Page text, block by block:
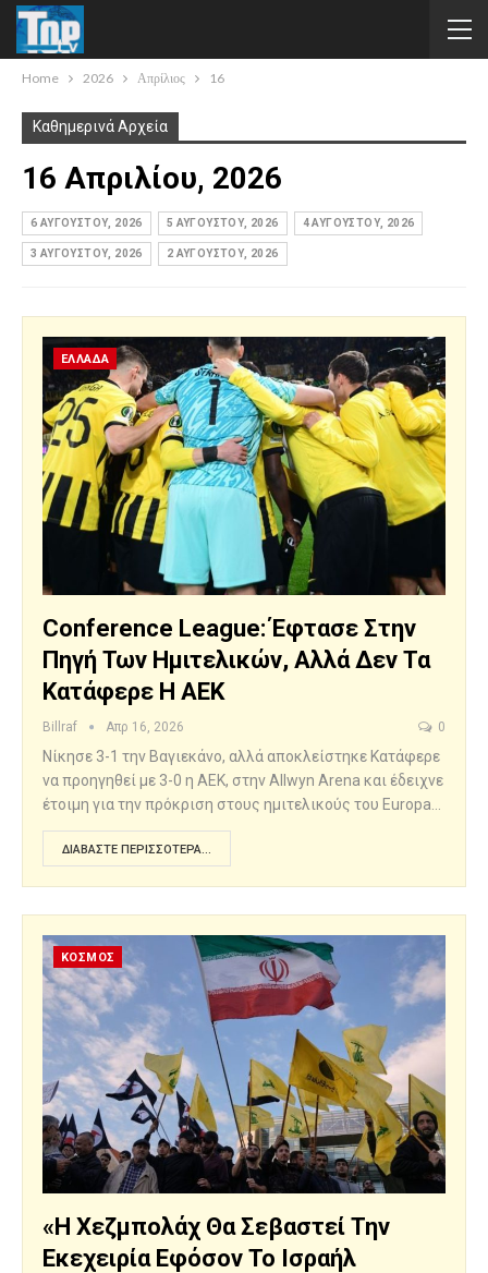
Home 2026 Απρίλιος 16
Καθημερινά Αρχεία
16 Απριλίου, 2026
6 ΑΥΓΟΎΣΤΟΥ, 2026 5 ΑΥΓΟΎΣΤΟΥ, 2026 4 ΑΥΓΟΎΣΤΟΥ, 2026
3 ΑΥΓΟΎΣΤΟΥ, 2026 2 ΑΥΓΟΎΣΤΟΥ, 2026
ΕΛΛΑΔΑ
Conference League: Έφτασε Στην
Πηγή Των Ημιτελικών, Αλλά Δεν Τα
Κατάφερε Η ΑΕΚ
Billraf Απρ 16, 2026 0
Νίκησε 3-1 την Βαγιεκάνο, αλλά αποκλείστηκε Κατάφερε
να προηγηθεί με 3-0 η ΑΕΚ, στην Allwyn Arena και έδειχνε
έτοιμη για την πρόκριση στους ημιτελικούς του Europa…
ΔΙΑΒΆΣΤΕ ΠΕΡΙΣΣΌΤΕΡΑ...
ΚΟΣΜΟΣ
«Η Χεζμπολάχ Θα Σεβαστεί Την
Εκεχειρία Εφόσον Το Ισραήλ